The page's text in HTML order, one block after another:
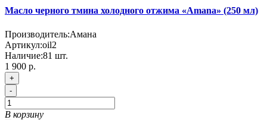
Масло черного тмина холодного отжима «Amana» (250 мл)
Производитель:Амана
Артикул:oil2
Наличие:81 шт.
1 900 р.
+
-
В корзину